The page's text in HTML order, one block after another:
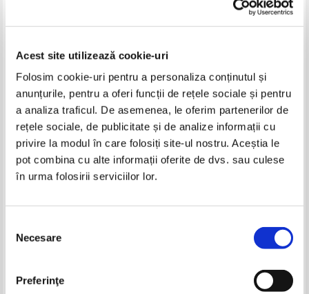
Acest site utilizează cookie-uri
Folosim cookie-uri pentru a personaliza conținutul și
anunțurile, pentru a oferi funcții de rețele sociale și pentru
a analiza traficul. De asemenea, le oferim partenerilor de
rețele sociale, de publicitate și de analize informații cu
privire la modul în care folosiți site-ul nostru. Aceștia le
pot combina cu alte informații oferite de dvs. sau culese
în urma folosirii serviciilor lor.
consimțământului
Necesare
Preferinţe
Cooking around the world
Giuliana Lomazzi - Retete
vegetariene din toata lumea